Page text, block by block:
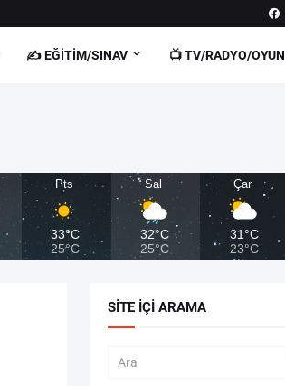
✍️ EĞITIM/SINAV 📺 TV/RADYO/OYUN
Pts
33°C
25°C
Sal
32°C
25°C
Çar
31°C
23°C
SITE İÇI ARAMA